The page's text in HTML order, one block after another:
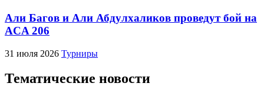
Али Багов и Али Абдулхаликов проведут бой на
ACA 206
31 июля 2026 Турниры
Тематические новости